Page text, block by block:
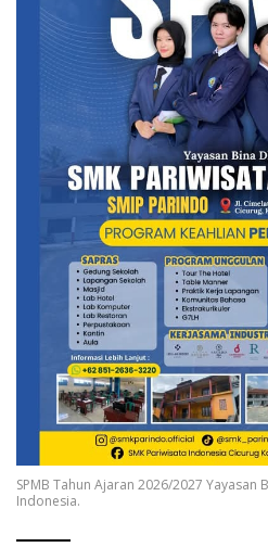
SPMB Tahun Ajaran 2026/2027 Yayasan
Indonesia.